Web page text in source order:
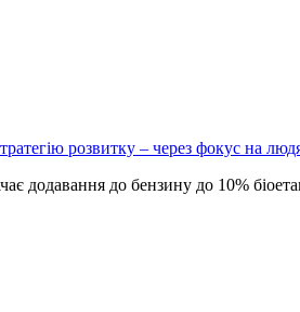
розвитку – через фокус на
додавання до бензину до 10%